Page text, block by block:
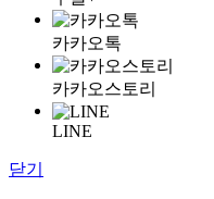
카카오톡
카카오스토리
LINE
닫기